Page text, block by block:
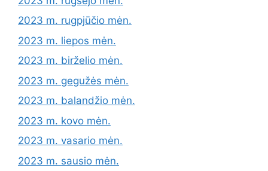
2023 m. rugpjūčio mėn.
2023 m. liepos mėn.
2023 m. birželio mėn.
2023 m. gegužės mėn.
2023 m. balandžio mėn.
2023 m. kovo mėn.
2023 m. vasario mėn.
2023 m. sausio mėn.